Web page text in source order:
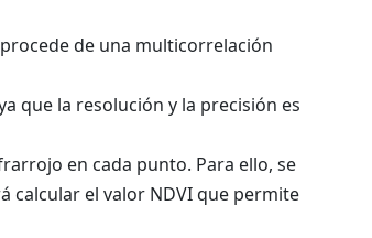
de una multicorrelación
que la resolución y la precisión es
en cada punto. Para ello, se
calcular el valor NDVI que permite